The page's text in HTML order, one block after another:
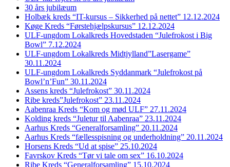
30 års jubilæum
Holbæk kreds “IT-kursus – Sikkerhed på nettet” 12.12.2024
Køge Kreds “Førstehjælpskursus” 12.12.2024
ULF-ungdom Lokalkreds Hovedstaden “Julefrokost i Big
Bowl” 7.12.2024
ULF-ungdom Lokalkreds Midtjylland”Lasergame”
30.11.2024
ULF-ungdom Lokalkreds Syddanmark “Julefrokost på
Bowl’n’Fun” 30.11.2024
Assens kreds “Julefrokost” 30.11.2024
Ribe kreds”Julefrokost” 23.11.2024
Aabenraa Kreds “Kom og mød ULF” 27.11.2024
Kolding kreds “Juletur til Aabenraa” 23.11.2024
Aarhus Kreds “Generalforsamling” 20.11.2024
Aarhus Kreds “fællesspisning og underholdning” 20.11.2024
Horsens Kreds “Ud at spise” 25.10.2024
Favrskov Kreds “Tør vi tale om sex” 16.10.2024
Ribe Kreds “Generalforsamling” 15.10.2024